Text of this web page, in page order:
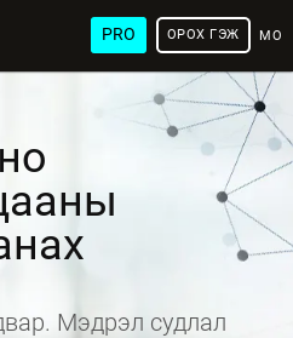
PRO
ХЭЛ
ОРОХ ГЭЖ
Мэдрэл судлал